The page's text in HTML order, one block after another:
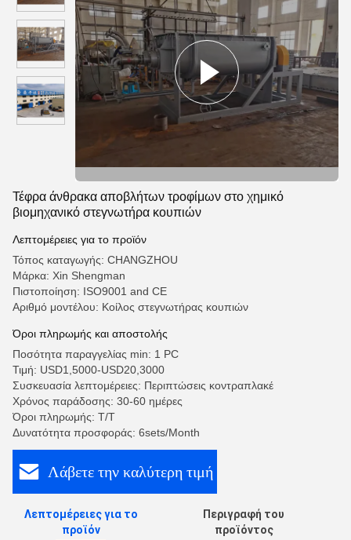
Τέφρα άνθρακα αποβλήτων τροφίμων στο χημικό
βιομηχανικό στεγνωτήρα κουπιών
Λεπτομέρειες για το προϊόν
Τόπος καταγωγής: CHANGZHOU
Μάρκα: Xin Shengman
Πιστοποίηση: ISO9001 and CE
Αριθμό μοντέλου: Κοίλος στεγνωτήρας κουπιών
Όροι πληρωμής και αποστολής
Ποσότητα παραγγελίας min: 1 PC
Τιμή: USD1,5000-USD20,3000
Συσκευασία λεπτομέρειες: Περιπτώσεις κοντραπλακέ
Χρόνος παράδοσης: 30-60 ημέρες
Όροι πληρωμής: T/T
Δυνατότητα προσφοράς: 6sets/Month
Λάβετε την καλύτερη τιμή
Λεπτομέρειες για το
προϊόν
Περιγραφή του
προϊόντος